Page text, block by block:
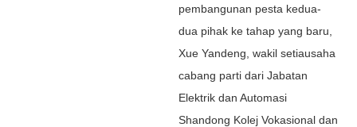
pembangunan pesta kedua-
dua pihak ke tahap yang baru,
Xue Yandeng, wakil setiausaha
cabang parti dari Jabatan
Elektrik dan Automasi
Shandong Kolej Vokasional dan